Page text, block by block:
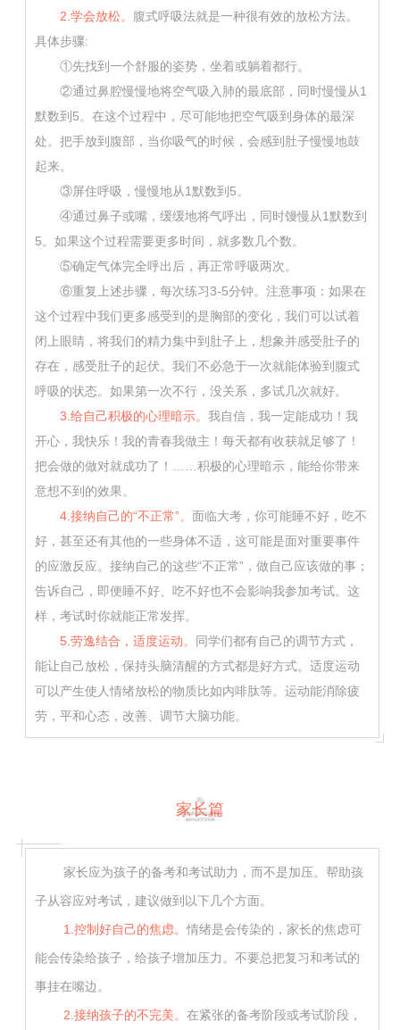
2.学会放松。 腹式呼吸法就是一种很有效的放松方法。
具体步骤:
①先找到一个舒服的姿势，坐着或躺着都行。
②通过鼻腔慢慢地将空气吸入肺的最底部，同时慢慢从1
默数到5。在这个过程中，尽可能地把空气吸到身体的最深
处。把手放到腹部，当你吸气的时候，会感到肚子慢慢地鼓
起来。
③屏住呼吸，慢慢地从1默数到5。
④通过鼻子或嘴，缓缓地将气呼出，同时馒慢从1默数到
5。如果这个过程需要更多时间，就多数几个数。
⑤确定气体完全呼出后，再正常呼吸两次。
⑥重复上述步骤，每次练习3-5分钟。注意事项：如果在
这个过程中我们更多感受到的是胸部的变化，我们可以试着
闭上眼睛，将我们的精力集中到肚子上，想象并感受肚子的
存在，感受肚子的起伏。我们不必急于一次就能体验到腹式
呼吸的状态。如果第一次不行，没关系，多试几次就好。
3.给自己积极的心理暗示。 我自信，我一定能成功！我
开心，我快乐！我的青春我做主！每天都有收获就足够了！
把会做的做对就成功了！……积极的心理暗示，能给你带来
意想不到的效果。
4.接纳自己的“不正常”。 面临大考，你可能睡不好，吃不
好，甚至还有其他的一些身体不适，这可能是面对重要事件
的应激反应。接纳自己的这些“不正常”，做自己应该做的事；
告诉自己，即便睡不好、吃不好也不会影响我参加考试。这
样，考试时你就能正常发挥。
5.劳逸结合，适度运动。
同学们都有自己的调节方式，
能让自己放松，保持头脑清醒的方式都是好方式。适度运动
可以产生使人情绪放松的物质比如内啡肽等。运动能消除疲
劳，平和心态，改善、调节大脑功能。
家长篇
家长应为孩子的备考和考试助力，而不是加压。帮助孩
子从容应对考试，建议做到以下几个方面。
1.控制好自己的焦虑。情绪是会传染的，家长的焦虑可
能会传染给孩子，给孩子增加压力。不要总把复习和考试的
事挂在嘴边。
2.接纳孩子的不完美。 在紧张的备考阶段或考试阶段，